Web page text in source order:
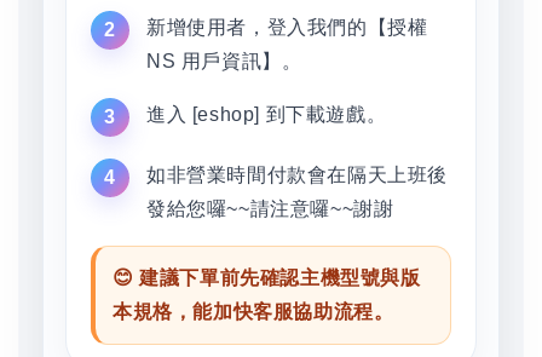
新增使用者，登入我們的【授權
NS 用戶資訊】。
進入 [eshop] 到下載遊戲。
如非營業時間付款會在隔天上班後
發給您囉~~請注意囉~~謝謝
😊 建議下單前先確認主機型號與版
本規格，能加快客服協助流程。